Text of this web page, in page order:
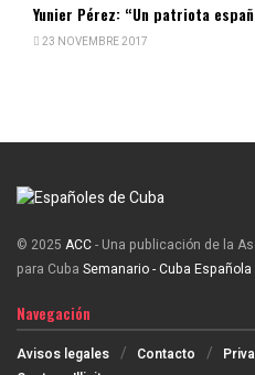
Yunier Pérez: “Un patriota
23 NOVEMBRE 2017
© 2025 ACC- Una publicación de la
para Cuba Semanario - Cuba Española
Navegación
Avisos legales Contacto